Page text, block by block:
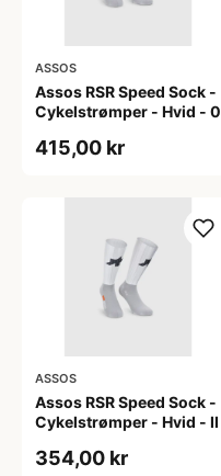
ASSOS
Assos RSR Speed Sock -
Cykelstrømper - Hvid - 0
415,00 kr
ASSOS
Assos RSR Speed Sock -
Cykelstrømper - Hvid - II
354,00 kr